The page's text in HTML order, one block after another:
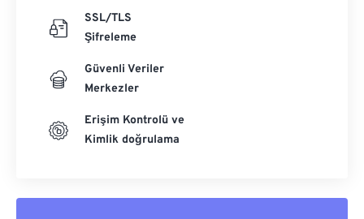
SSL/TLS
Şifreleme
Güvenli Veriler
Merkezler
Erişim Kontrolü ve
Kimlik doğrulama